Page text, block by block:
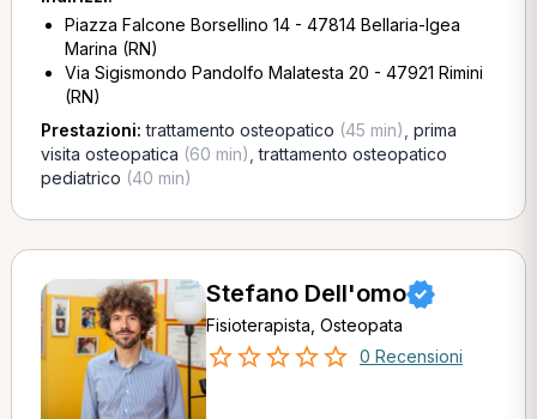
Piazza Falcone Borsellino 14 - 47814 Bellaria-Igea
Marina (RN)
Via Sigismondo Pandolfo Malatesta 20 - 47921 Rimini
(RN)
Prestazioni:trattamento osteopatico (45 min) prima
visita osteopatica (60 min) ,trattamento osteopatico
pediatrico (40 min)
Stefano Dell'omo
Fisioterapista, Osteopata
0 Recensioni